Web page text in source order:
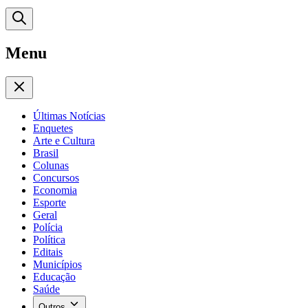
Menu
Últimas Notícias
Enquetes
Arte e Cultura
Brasil
Colunas
Concursos
Economia
Esporte
Geral
Polícia
Política
Editais
Municípios
Educação
Saúde